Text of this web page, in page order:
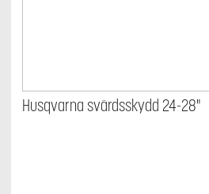
Husqvarna svärdsskydd 24-28"